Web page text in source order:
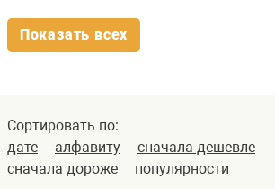
Показать всех
Сортировать по:
дате
алфавиту
сначала дешевле
сначала дороже
популярности